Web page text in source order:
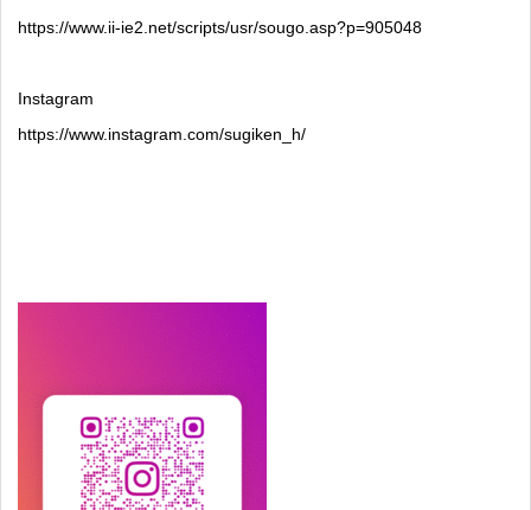
https://www.ii-ie2.net/scripts/usr/sougo.asp?p=905048
Instagram
https://www.instagram.com/sugiken_h/